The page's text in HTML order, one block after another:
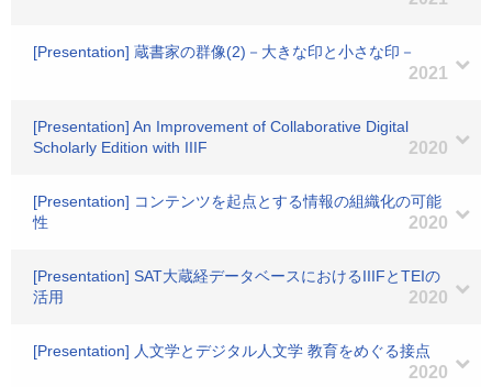
[Presentation] 蔵書家の群像(2)－大きな印と小さな印－
2021
[Presentation] An Improvement of Collaborative Digital
Scholarly Edition with IIIF
2020
[Presentation] コンテンツを起点とする情報の組織化の可能
性
2020
[Presentation] SAT大蔵経データベースにおけるIIIFとTEIの
活用
2020
[Presentation] 人文学とデジタル人文学 教育をめぐる接点
2020